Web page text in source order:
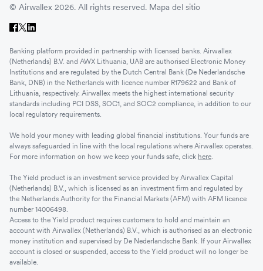
© Airwallex 2026. All rights reserved. Mapa del sitio
Banking platform provided in partnership with licensed banks. Airwallex
(Netherlands) B.V. and AWX Lithuania, UAB are authorised Electronic Money
Institutions and are regulated by the Dutch Central Bank (De Nederlandsche
Bank, DNB) in the Netherlands with licence number R179622 and Bank of
Lithuania, respectively. Airwallex meets the highest international security
standards including PCI DSS, SOC1, and SOC2 compliance, in addition to our
local regulatory requirements.
We hold your money with leading global financial institutions. Your funds are
always safeguarded in line with the local regulations where Airwallex operates.
For more information on how we keep your funds safe, click here
The Yield product is an investment service provided by Airwallex Capital
(Netherlands) B.V., which is licensed as an investment firm and regulated by
the Netherlands Authority for the Financial Markets (AFM) with AFM licence
number 14006498.
Access to the Yield product requires customers to hold and maintain an
account with Airwallex (Netherlands) B.V., which is authorised as an electronic
money institution and supervised by De Nederlandsche Bank. If your Airwallex
account is closed or suspended, access to the Yield product will no longer be
available.